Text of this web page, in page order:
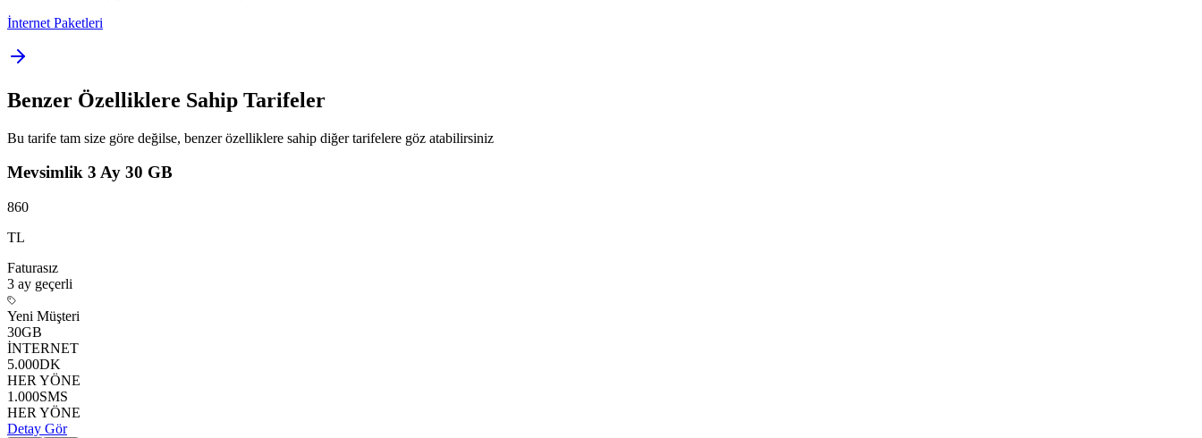
İnternet Paketleri
Benzer Özelliklere Sahip Tarifeler
Bu tarife tam size göre değilse, benzer özelliklere sahip diğer tarifelere göz atabilirsiniz
Mevsimlik 3 Ay 30 GB
860
TL
Faturasız
3 ay geçerli
Yeni Müşteri
30GB
İNTERNET
5.000DK
HER YÖNE
1.000SMS
HER YÖNE
Detay Gör